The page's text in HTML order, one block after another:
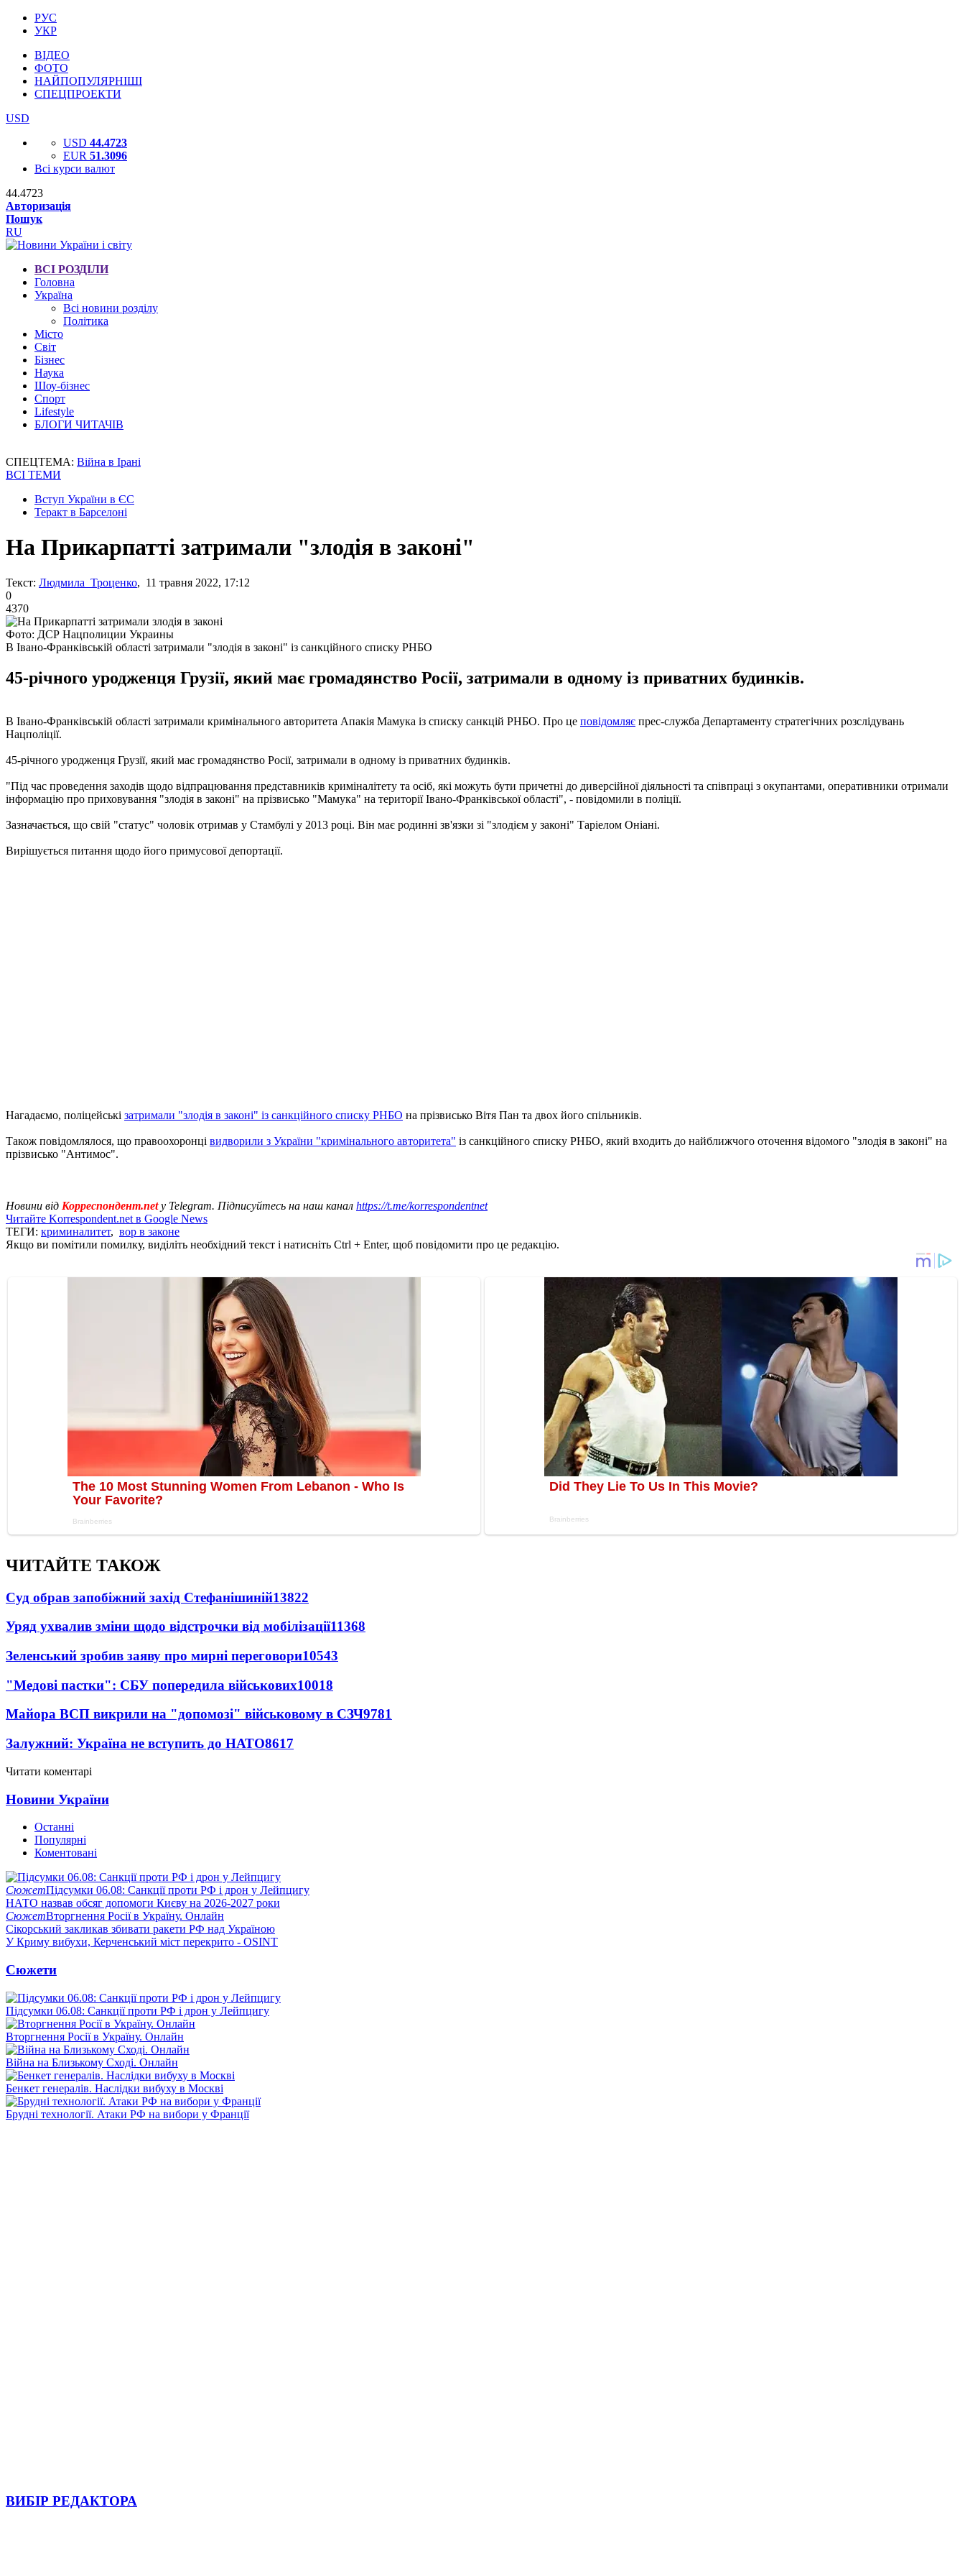
РУС
УКР
ВІДЕО
ФОТО
НАЙПОПУЛЯРНІШІ
СПЕЦПРОЕКТИ
USD
USD 44.4723
EUR 51.3096
Всі курси валют
44.4723
Авторизація
Пошук
RU
ВСІ РОЗДІЛИ
Головна
Україна
Всі новини розділу
Політика
Місто
Світ
Бізнес
Наука
Шоу-бізнес
Спорт
Lifestyle
БЛОГИ ЧИТАЧІВ
СПЕЦТЕМА: Війна в Ірані
ВСІ ТЕМИ
Вступ України в ЄС
Теракт в Барселоні
На Прикарпатті затримали "злодія в законі"
Текст: Людмила Троценко, 11 травня 2022, 17:12
0
4370
Фото: ДСР Нацполиции Украины
В Івано-Франківській області затримали "злодія в законі" із санкційного списку РНБО
45-річного уродженця Грузії, який має громадянство Росії, затримали в одному із приватних будинків.
В Івано-Франківській області затримали кримінального авторитета Апакія Мамука із списку санкцій РНБО. Про це повідомляє прес-служба Департаменту стратегічних розслідувань
Нацполіції.
45-річного уродженця Грузії, який має громадянство Росії, затримали в одному із приватних будинків.
"Під час проведення заходів щодо відпрацювання представників криміналітету та осіб, які можуть бути причетні до диверсійної діяльності та співпраці з окупантами, оперативники отримали
інформацію про приховування "злодія в законі" на прізвисько "Мамука" на території Івано-Франківської області", - повідомили в поліції.
Зазначається, що свій "статус" чоловік отримав у Стамбулі у 2013 році. Він має родинні зв'язки зі "злодієм у законі" Таріелом Оніані.
Вирішується питання щодо його примусової депортації.
Нагадаємо, поліцейські затримали "злодія в законі" із санкційного списку РНБО на прізвисько Вітя Пан та двох його спільників.
Також повідомлялося, що правоохоронці видворили з України "кримінального авторитета" із санкційного списку РНБО, який входить до найближчого оточення відомого "злодія в законі" на
прізвисько "Антимос".
Новини від Корреспондент.netу Telegram. Підписуйтесь на наш канал https://t.me/korrespondentnet
Читайте Korrespondent.net в Google News
ТЕГИ: криминалитет, вор в законе
Якщо ви помітили помилку, виділіть необхідний текст і натисніть Ctrl + Enter, щоб повідомити про це редакцію.
ЧИТАЙТЕ ТАКОЖ
Суд обрав запобіжний захід Стефанішиній13822
Уряд ухвалив зміни щодо відстрочки від мобілізації11368
Зеленський зробив заяву про мирні переговори10543
"Медові пастки": СБУ попередила військових10018
Майора ВСП викрили на "допомозі" військовому в СЗЧ9781
Залужний: Україна не вступить до НАТО8617
Читати коментарі
Новини України
Останні
Популярні
Коментовані
СюжетПідсумки 06.08: Санкції проти РФ і дрон у Лейпцигу
НАТО назвав обсяг допомоги Києву на 2026-2027 роки
СюжетВторгнення Росії в Україну. Онлайн
Сікорський закликав збивати ракети РФ над Україною
У Криму вибухи, Керченський міст перекрито - OSINT
Сюжети
Підсумки 06.08: Санкції проти РФ і дрон у Лейпцигу
Вторгнення Росії в Україну. Онлайн
Війна на Близькому Сході. Онлайн
Бенкет генералів. Наслідки вибуху в Москві
Брудні технології. Атаки РФ на вибори у Франції
ВИБІР РЕДАКТОРА